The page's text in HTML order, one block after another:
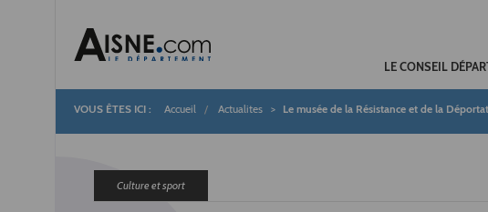
LE CONSEIL
Fil
d'Ariane
Accueil Actualites Le musée de la Résistance et de la
Culture et sport